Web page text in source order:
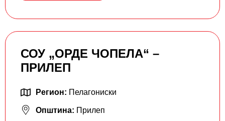
СОУ „ОРДЕ ЧОПЕЛА“ –
ПРИЛЕП
Регион: Пелагониски
Општина: Прилеп